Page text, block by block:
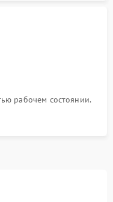
рабочем состоянии.